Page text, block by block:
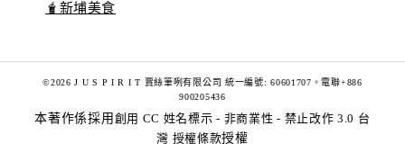
🧋新埔美食
©2026 J U S P I R I T 賈絲筆咧有限公司 統一編號: 60601707。電聯+886
900205436
本著作係採用 創用 CC 姓名標示 - 非商業性 - 禁止改作 3.0 台
灣 授權條款授權